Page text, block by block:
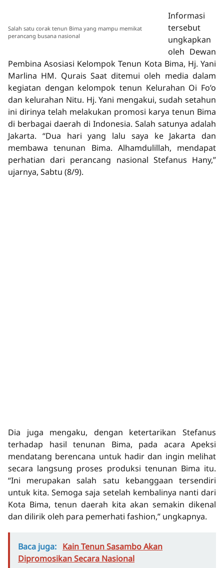
Salah satu corak tenun Bima yang mampu memikat
perancang busana nasional
Informasi
tersebut
ungkapkan
oleh Dewan
Pembina Asosiasi Kelompok Tenun Kota Bima, Hj. Yani
Marlina HM. Qurais Saat ditemui oleh media dalam
kegiatan dengan kelompok tenun Kelurahan Oi Fo’o
dan kelurahan Nitu. Hj. Yani mengakui, sudah setahun
ini dirinya telah melakukan promosi karya tenun Bima
di berbagai daerah di Indonesia. Salah satunya adalah
Jakarta. “Dua hari yang lalu saya ke Jakarta dan
membawa tenunan Bima. Alhamdulillah, mendapat
perhatian dari perancang nasional Stefanus Hany,”
ujarnya, Sabtu (8/9).
Dia juga mengaku, dengan ketertarikan Stefanus
terhadap hasil tenunan Bima, pada acara Apeksi
mendatang berencana untuk hadir dan ingin melihat
secara langsung proses produksi tenunan Bima itu.
“Ini merupakan salah satu kebanggaan tersendiri
untuk kita. Semoga saja setelah kembalinya nanti dari
Kota Bima, tenun daerah kita akan semakin dikenal
dan dilirik oleh para pemerhati fashion,” ungkapnya.
Baca juga: Kain Tenun Sasambo Akan
Dipromosikan Secara Nasional